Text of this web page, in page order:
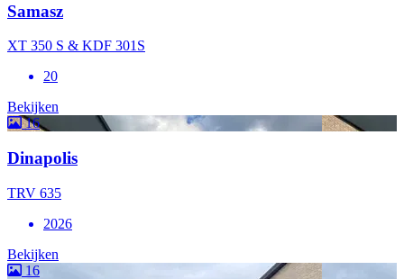
Samasz
XT 350 S & KDF 301S
20
Bekijken
16
Dinapolis
TRV 635
2026
Bekijken
16